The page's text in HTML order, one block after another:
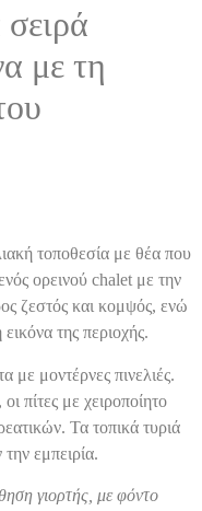
σειρά
με τη
τοποθεσία με θέα που
ορεινού chalet με την
ζεστός και κομψός, ενώ
της περιοχής.
με μοντέρνες πινελιές.
πίτες με χειροποίητο
Τα τοπικά τυριά
εμπειρία.
γιορτής, με φόντο